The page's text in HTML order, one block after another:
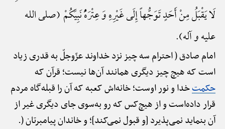
لَا یَقْبَلُ مِنْ أَحَدٍ تَوَجُّهاً إِلَی غَیْرِهِ وَ عِتْرَهًُْ نَبِیِّکُمْ (صلی الله
علیه و آله).
امام صادق ( احترام سه چیز نزد خداوند عزّوجلّ به قدری زیاد
است که هیچ چیز دیگری همانند آن‌ها نیست؛ قرآن که
حکمتخدا و نور اوست؛ خانه‌اش کعبه که آن را قبله‌گاه مردم
قرار داده‌است و از هیچ‌کس که رو به‌سوی جای دیگری غیر از
آن بنماید نمی‌پذیرد [و قبول نمی‌کند]؛ و خاندان پیامبرتان (.